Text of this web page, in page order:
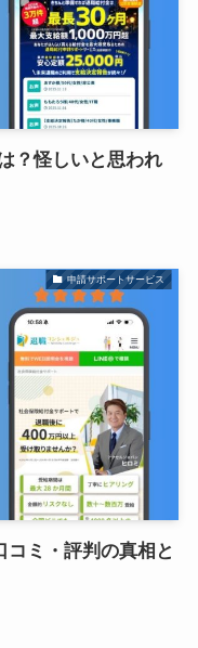
？怪しいと思われ
申請サポートサービス
ミ・評判の真相と